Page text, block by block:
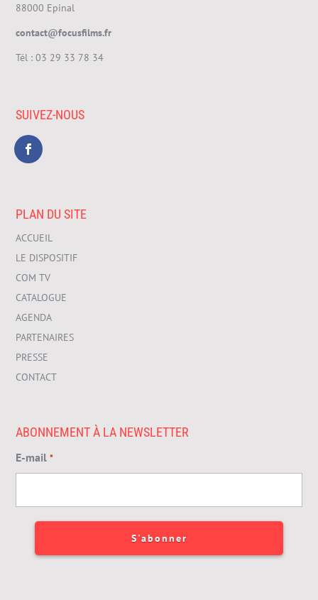
88000 Epinal
contact@focusfilms.fr
Tél :03 29 33 78 34
SUIVEZ-NOUS
PLAN DU SITE
ACCUEIL
LE DISPOSITIF
COM TV
CATALOGUE
AGENDA
PARTENAIRES
PRESSE
CONTACT
ABONNEMENT À LA NEWSLETTER
E-mail *